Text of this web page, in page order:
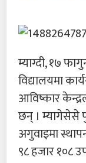
म्याग्दी, १७
विद्यालयमा
आविष्कार
छन् । म्यागेसेसे
अगुवाइमा
९८ हजार १०८